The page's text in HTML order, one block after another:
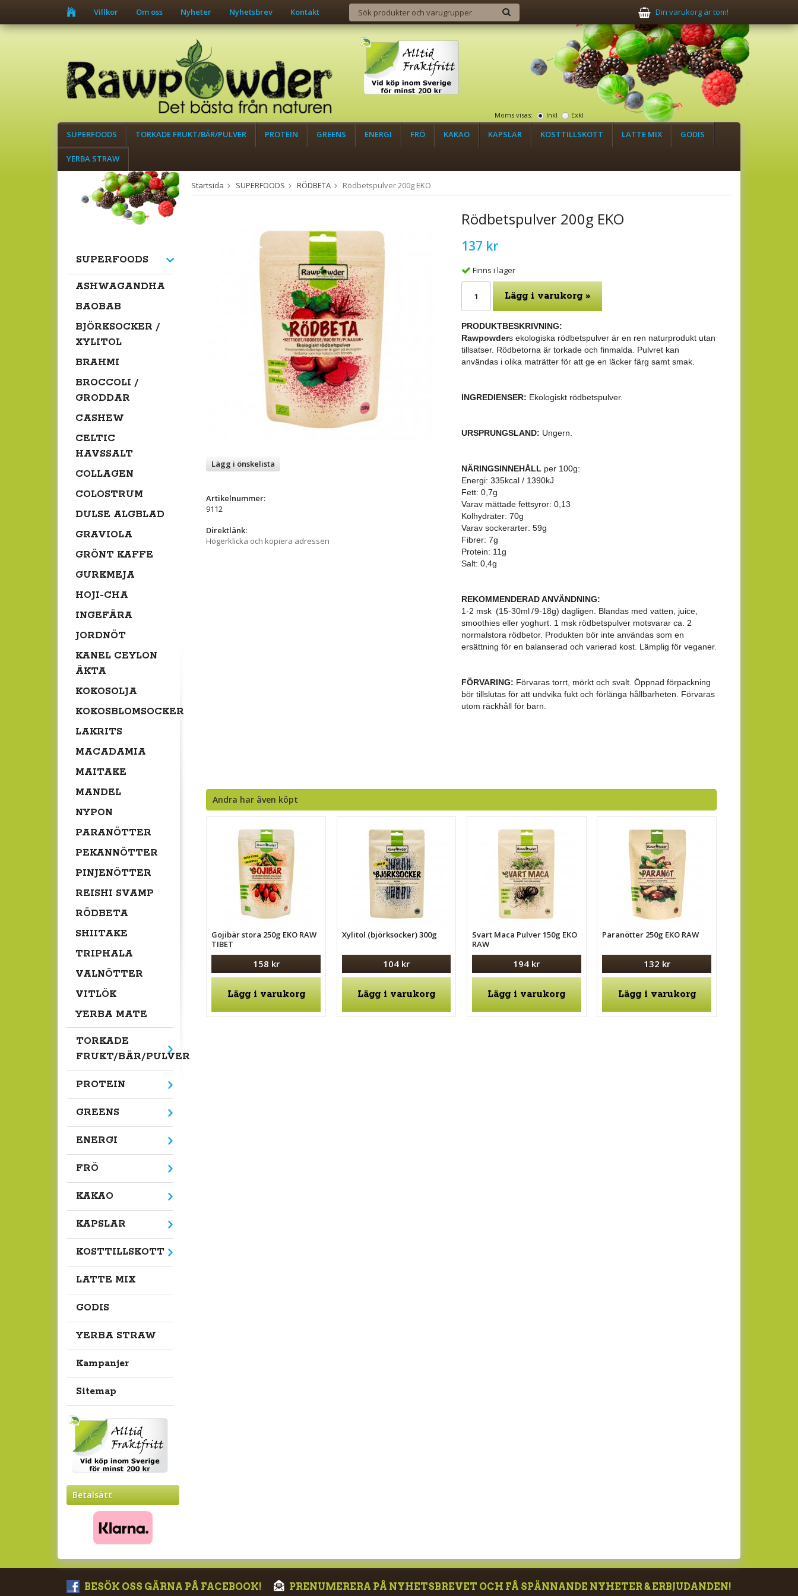
Villkor Om oss Nyheter Nyhetsbrev Kontakt Din varukorg är tom!
Moms visas: Inkl Exkl
SUPERFOODS TORKADE FRUKT/BÄR/PULVER PROTEIN GREENS ENERGI FRÖ KAKAO KAPSLAR KOSTTILLSKOTT LATTE MIX GODIS
YERBA STRAW
SUPERFOODS
ASHWAGANDHA
BAOBAB
BJÖRKSOCKER /
XYLITOL
BRAHMI
BROCCOLI /
GRODDAR
CASHEW
CELTIC
HAVSSALT
COLLAGEN
COLOSTRUM
DULSE ALGBLAD
GRAVIOLA
GRÖNT KAFFE
GURKMEJA
HOJI-CHA
INGEFÄRA
JORDNÖT
KANEL CEYLON
ÄKTA
KOKOSOLJA
KOKOSBLOMSOCKER
LAKRITS
MACADAMIA
MAITAKE
MANDEL
NYPON
PARANÖTTER
PEKANNÖTTER
PINJENÖTTER
REISHI SVAMP
RÖDBETA
SHIITAKE
TRIPHALA
VALNÖTTER
VITLÖK
YERBA MATE
TORKADE
FRUKT/BÄR/PULVER
PROTEIN
GREENS
ENERGI
FRÖ
KAKAO
KAPSLAR
KOSTTILLSKOTT
LATTE MIX
GODIS
YERBA STRAW
Kampanjer
Sitemap
Betalsätt
Startsida SUPERFOODS RÖDBETA Rödbetspulver 200g EKO
Rödbetspulver 200g EKO
137 kr
Finns i lager
Lägg i varukorg »
PRODUKTBESKRIVNING:
Rawpowders ekologiska rödbetspulver är en ren naturprodukt utan
tillsatser. Rödbetorna är torkade och finmalda. Pulvret kan
användas i olika maträtter för att ge en läcker färg samt smak.
INGREDIENSER: Ekologiskt rödbetspulver.
URSPRUNGSLAND: Ungern.
NÄRINGSINNEHÅLL per 100g:
Energi: 335kcal / 1390kJ
Fett: 0,7g
Varav mättade fettsyror: 0,13
Kolhydrater: 70g
Varav sockerarter: 59g
Fibrer: 7g
Protein: 11g
Salt: 0,4g
REKOMMENDERAD ANVÄNDNING:
1-2 msk (15-30ml / 9-18g) dagligen. Blandas med vatten, juice,
smoothies eller yoghurt. 1 msk rödbetspulver motsvarar ca. 2
normalstora rödbetor. Produkten bör inte användas som en
ersättning för en balanserad och varierad kost. Lämplig för veganer.
FÖRVARING: Förvaras torrt, mörkt och svalt. Öppnad förpackning
bör tillslutas för att undvika fukt och förlänga hållbarheten. Förvaras
utom räckhåll för barn.
Lägg i önskelista
Artikelnummer:
9112
Direktlänk:
Högerklicka och kopiera adressen
Andra har även köpt
Gojibär stora 250g EKO RAW
TIBET
158 kr
Lägg i varukorg
Xylitol (björksocker) 300g
104 kr
Lägg i varukorg
Svart Maca Pulver 150g EKO
RAW
194 kr
Lägg i varukorg
Paranötter 250g EKO RAW
132 kr
Lägg i varukorg
BESÖK OSS GÄRNA PÅ FACEBOOK! PRENUMERERA PÅ NYHETSBREVET OCH FÅ SPÄNNANDE NYHETER & ERBJUDANDEN!